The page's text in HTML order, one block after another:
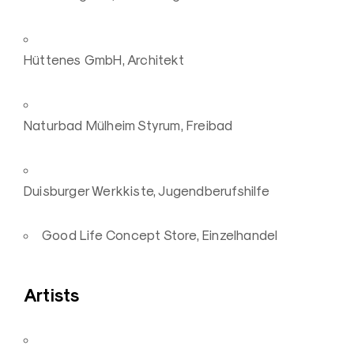
Hüttenes GmbH, Architekt
Naturbad Mülheim Styrum, Freibad
Duisburger Werkkiste, Jugendberufshilfe
Good Life Concept Store, Einzelhandel
Artists